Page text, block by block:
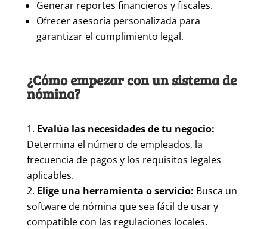
Generar reportes financieros y fiscales.
Ofrecer asesoría personalizada para
garantizar el cumplimiento legal.
¿Cómo empezar con un sistema de
nómina?
Evalúa las necesidades de tu negocio:
Determina el número de empleados, la
frecuencia de pagos y los requisitos legales
aplicables.
Elige una herramienta o servicio: Busca un
software de nómina que sea fácil de usar y
compatible con las regulaciones locales.